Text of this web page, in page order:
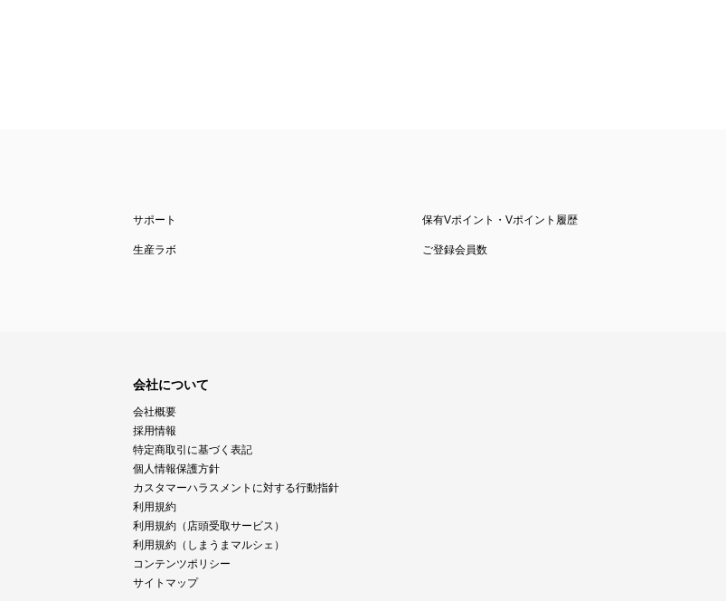
サポート 保有Vポイント・Vポイント履歴
生産ラボ ご登録会員数
会社について
会社概要
採用情報
特定商取引に基づく表記
個人情報保護方針
カスタマーハラスメントに対する行動指針
利用規約
利用規約（店頭受取サービス）
利用規約（しまうまマルシェ）
コンテンツポリシー
サイトマップ